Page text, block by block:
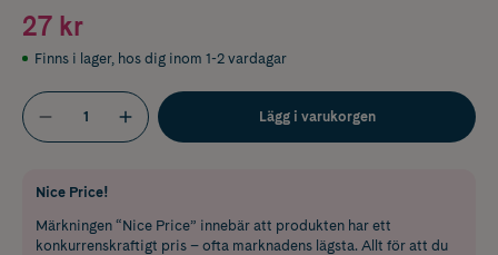
27 kr
Finns i lager, hos dig inom 1-2 vardagar
Lägg i varukorgen
Nice Price!
Märkningen “Nice Price” innebär att produkten har ett
konkurrenskraftigt pris – ofta marknadens lägsta. Allt för att du